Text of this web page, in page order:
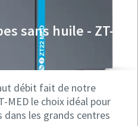
sans huile - ZT-
débit fait de notre
MED le choix idéal pour
les grands centres